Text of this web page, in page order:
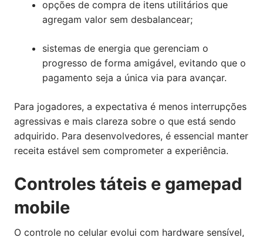
opções de compra de itens utilitários que
agregam valor sem desbalancear;
sistemas de energia que gerenciam o
progresso de forma amigável, evitando que o
pagamento seja a única via para avançar.
Para jogadores, a expectativa é menos interrupções
agressivas e mais clareza sobre o que está sendo
adquirido. Para desenvolvedores, é essencial manter
receita estável sem comprometer a experiência.
Controles táteis e gamepad
mobile
O controle no celular evolui com hardware sensível,